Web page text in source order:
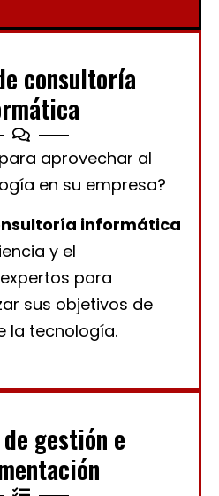
consultoría
aprovechar al
en su empresa?
informática
y el
para
sus objetivos de
la tecnología.
gestión e